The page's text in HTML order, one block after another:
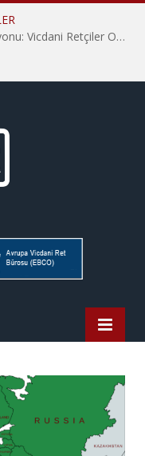
İHD İstanbul Şube Vicdani Ret Komisyonu: Vicdani Retçiler Olarak Destek İçin Buradayız!